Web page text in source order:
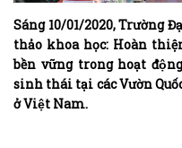
Sáng 10/01/2020, Trường
thảo khoa học: Hoàn
bền vững trong hoạt
sinh thái tại các Vườn
ở Việt Nam.